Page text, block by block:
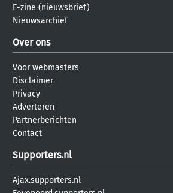
E-zine (nieuwsbrief)
Nieuwsarchief
Over ons
Voor webmasters
Disclaimer
Privacy
Adverteren
Partnerberichten
Contact
Supporters.nl
Ajax.supporters.nl